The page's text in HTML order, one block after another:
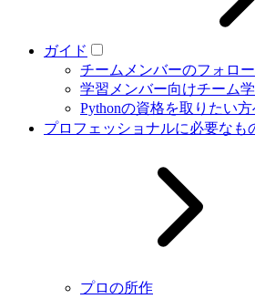
ガイド
チームメンバーのフォロ
学習メンバー向けチーム
Pythonの資格を取りたい
プロフェッショナルに必要なも
プロの所作